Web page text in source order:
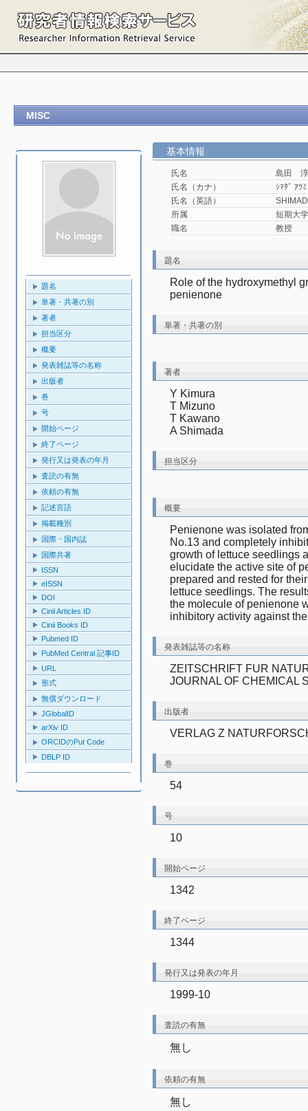
MISC
題名
単著・共著の別
著者
担当区分
概要
発表雑誌等の名称
出版者
巻
号
開始ページ
終了ページ
発行又は発表の年月
査読の有無
依頼の有無
記述言語
掲載種別
国際・国内誌
国際共著
ISSN
eISSN
DOI
Cinii Articles ID
Cinii Books ID
Pubmed ID
PubMed Central 記事ID
URL
形式
無償ダウンロード
JGlobalID
arXiv ID
ORCIDのPut Code
DBLP ID
基本情報
氏名
島田
氏名（カナ）
ｼﾏﾀﾞ ｱﾂﾐ
氏名（英語）
所属
短期大
職名
教授
題名
Role of the hydroxymethyl
penienone
単著・共著の別
著者
Y Kimura
T Mizuno
T Kawano
A Shimada
担当区分
概要
Penienone was isolated
No.13 and completely
growth of lettuce seedlings
elucidate the active site of
prepared and rested for
lettuce seedlings. The
the molecule of penienone
inhibitory activity against
発表雑誌等の名称
ZEITSCHRIFT FUR
JOURNAL OF CHEMICAL
出版者
VERLAG Z
巻
54
号
10
開始ページ
1342
終了ページ
1344
発行又は発表の年月
1999-10
査読の有無
無し
依頼の有無
無し